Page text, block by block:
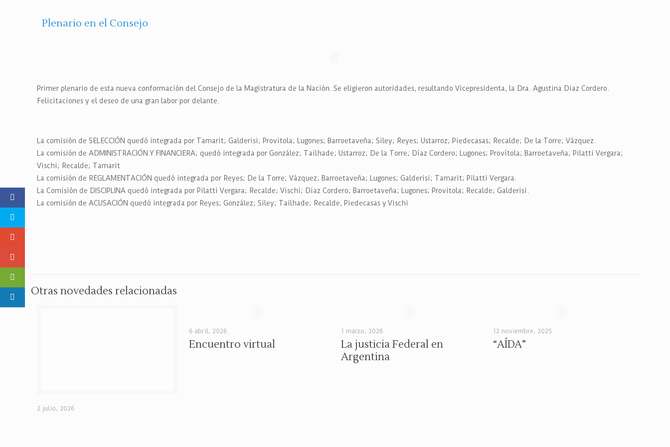
Plenario en el Consejo
Primer plenario de esta nueva conformación del Consejo de la Magistratura de la Nación. Se eligieron autoridades, resultando Vicepresidenta, la Dra. Agustina Diaz Cordero.
Felicitaciones y el deseo de una gran labor por delante.
La comisión de SELECCIÓN quedó integrada por Tamarit; Galderisi; Provitola; Lugones; Barroetaveña; Siley; Reyes; Ustarroz; Piedecasas; Recalde; De la Torre; Vázquez.
La comisión de ADMINISTRACIÓN Y FINANCIERA; quedó integrada por González; Tailhade; Ustarroz; De la Torre; Díaz Cordero; Lugones; Provítola; Barroetaveña; Pilatti Vergara;
Vischi; Recalde; Tamarit
La comisión de REGLAMENTACIÓN quedó integrada por Reyes; De la Torre; Vázquez; Barroetaveña; Lugones; Galderisi; Tamarit; Pilatti Vergara.
La Comisión de DISCIPLINA quedó integrada por Pilatti Vergara; Recalde; Vischi; Diaz Cordero; Barroetaveña; Lugones; Provitola; Recalde; Galderisi.
La comisión de ACUSACIÓN quedó integrada por Reyes; González; Siley; Tailhade; Recalde, Piedecasas y Vischi
Otras novedades relacionadas
2 julio, 2026
6 abril, 2026
Encuentro virtual
1 marzo, 2026
La justicia Federal en
Argentina
12 noviembre, 2025
“AÍDA”